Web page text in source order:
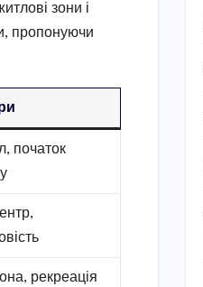
зони і
пропонуючи
початок
рекреація